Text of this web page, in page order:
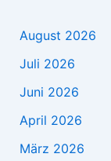
August 2026
Juli 2026
Juni 2026
April 2026
März 2026